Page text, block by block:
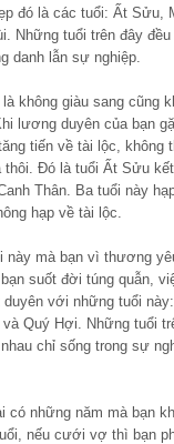
đó là các tuổi: Ất Sửu,
Những tuổi trên đây
danh lẫn sự nghiệp.
không giàu sang cũng
lương duyên của bạn
tiến về tài lộc, không
thôi. Đó là tuổi Ất Sửu
Thân. Ba tuổi này
hạp về tài lộc.
này mà bạn vì thương
suốt đời túng quẫn,
với những tuổi
Quý Hợi. Những tuổi
chỉ sống trong sự
có những năm mà bạn
nếu cưới vợ thì bạn